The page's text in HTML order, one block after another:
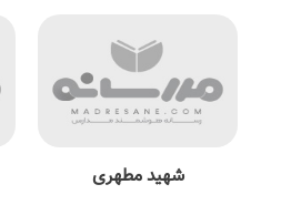
شهید مطهری